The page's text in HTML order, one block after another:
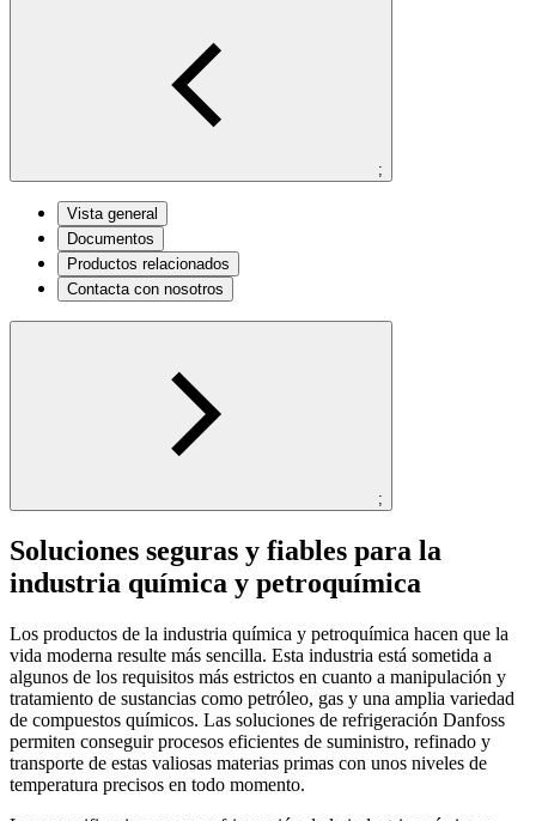
;
Vista general
Documentos
Productos relacionados
Contacta con nosotros
;
Soluciones seguras y fiables para la
industria química y petroquímica
Los productos de la industria química y petroquímica hacen que la
vida moderna resulte más sencilla. Esta industria está sometida a
algunos de los requisitos más estrictos en cuanto a manipulación y
tratamiento de sustancias como petróleo, gas y una amplia variedad
de compuestos químicos. Las soluciones de refrigeración Danfoss
permiten conseguir procesos eficientes de suministro, refinado y
transporte de estas valiosas materias primas con unos niveles de
temperatura precisos en todo momento.